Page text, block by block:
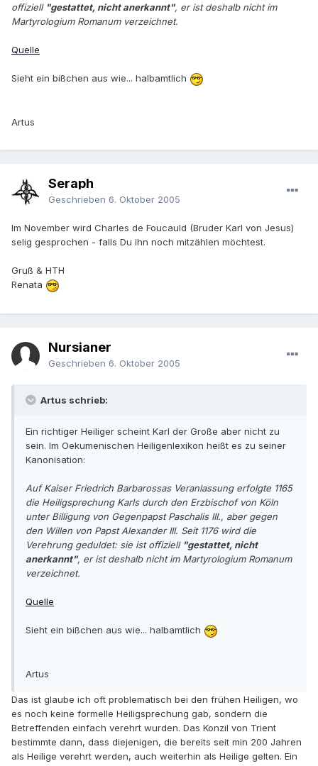
offiziell "gestattet, nicht anerkannt", er ist deshalb nicht im
Martyrologium Romanum verzeichnet.
Quelle
Sieht ein bißchen aus wie... halbamtlich
Artus
Seraph
Geschrieben 6. Oktober 2005
Im November wird Charles de Foucauld (Bruder Karl von Jesus)
selig gesprochen - falls Du ihn noch mitzählen möchtest.
Gruß & HTH
Renata
Nursianer
Geschrieben 6. Oktober 2005
Artus schrieb:
Ein richtiger Heiliger scheint Karl der Große aber nicht zu
sein. Im Oekumenischen Heiligenlexikon heißt es zu seiner
Kanonisation:
Auf Kaiser Friedrich Barbarossas Veranlassung erfolgte 1165
die Heiligsprechung Karls durch den Erzbischof von Köln
unter Billigung von Gegenpapst Paschalis III., aber gegen
den Willen von Papst Alexander III. Seit 1176 wird die
Verehrung geduldet: sie ist offiziell "gestattet, nicht
anerkannt", er ist deshalb nicht im Martyrologium Romanum
verzeichnet.
Quelle
Sieht ein bißchen aus wie... halbamtlich
Artus
Das ist glaube ich oft problematisch bei den frühen Heiligen, wo
es noch keine formelle Heiligsprechung gab, sondern die
Betreffenden einfach verehrt wurden. Das Konzil von Trient
bestimmte dann, dass diejenigen, die bereits seit min 200 Jahren
als Heilige verehrt werden, auch weiterhin als Heilige gelten. Ein